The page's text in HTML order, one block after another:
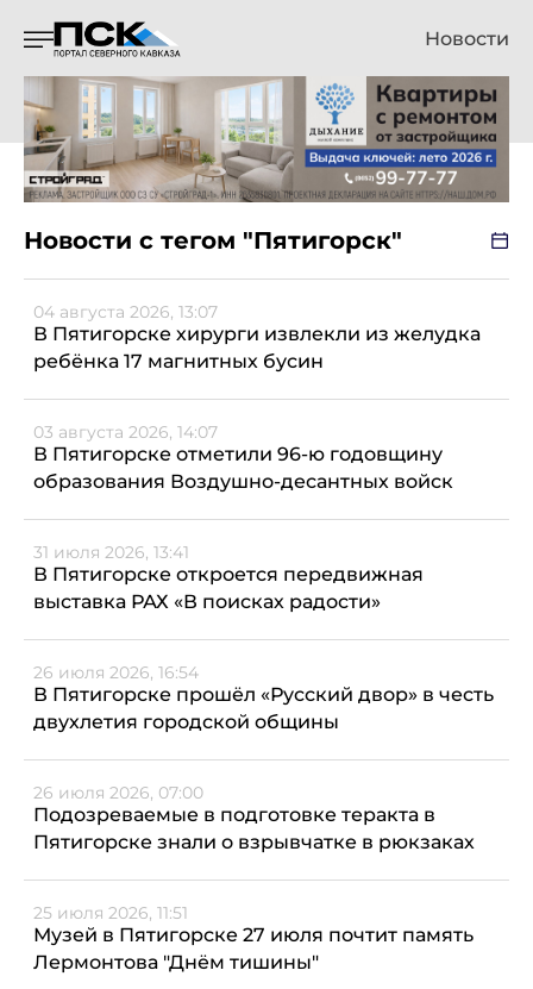
Новости
Новости с тегом "Пятигорск"
04 августа 2026, 13:07
В Пятигорске хирурги извлекли из желудка
ребёнка 17 магнитных бусин
03 августа 2026, 14:07
В Пятигорске отметили 96-ю годовщину
образования Воздушно-десантных войск
31 июля 2026, 13:41
В Пятигорске откроется передвижная
выставка РАХ «В поисках радости»
26 июля 2026, 16:54
В Пятигорске прошёл «Русский двор» в честь
двухлетия городской общины
26 июля 2026, 07:00
Подозреваемые в подготовке теракта в
Пятигорске знали о взрывчатке в рюкзаках
25 июля 2026, 11:51
Музей в Пятигорске 27 июля почтит память
Лермонтова "Днём тишины"